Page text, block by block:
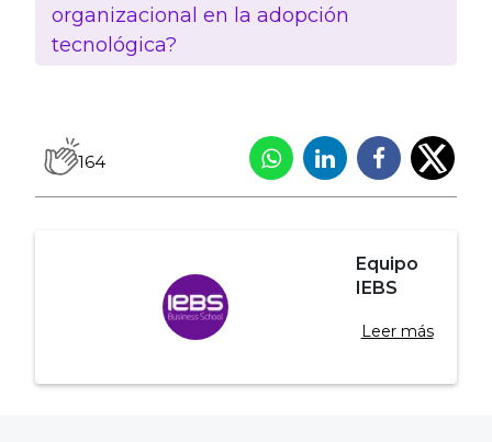
organizacional en la adopción
tecnológica?
164
Equipo
IEBS
Leer más